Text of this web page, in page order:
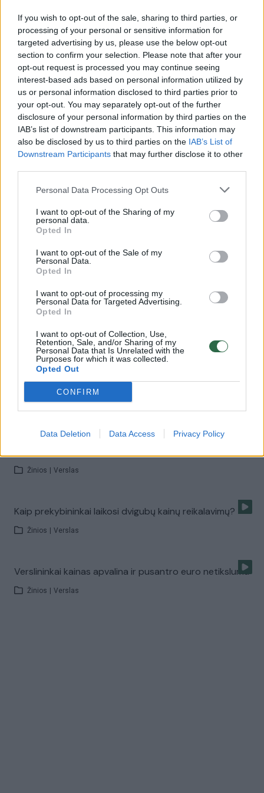
If you wish to opt-out of the sale, sharing to third parties, or
processing of your personal or sensitive information for
targeted advertising by us, please use the below opt-out
section to confirm your selection. Please note that after your
opt-out request is processed you may continue seeing
interest-based ads based on personal information utilized by
us or personal information disclosed to third parties prior to
your opt-out. You may separately opt-out of the further
disclosure of your personal information by third parties on the
IAB’s list of downstream participants. This information may
also be disclosed by us to third parties on the IAB’s List of
Downstream Participants that may further disclose it to other
Personal Data Processing Opt Outs
I want to opt-out of the Sharing of my
personal data.
Opted In
I want to opt-out of the Sale of my
Personal Data.
Opted In
I want to opt-out of processing my
Personal Data for Targeted Advertising.
Opted In
I want to opt-out of Collection, Use,
Retention, Sale, and/or Sharing of my
Personal Data that Is Unrelated with the
Purposes for which it was collected.
Opted Out
CONFIRM
Data Deletion Data Access Privacy Policy
Tik 12 proc. europiečių žino, kokias teises turi perkant
prekes
Žinios | Verslas
Pirkėjai prie kainų, nurodytų dviem valiutomis, įprato
Žinios Verslas
Žinios | Verslas
Po euro įvedimo - iššūkiai ir vartotojų teisių
Žinios | Lietuvos diena
Praėjusį mėnesį tikrintojus verslininkai maloniai
nustebino
Žinios | Verslas
Įvedus eurą kontrolieriai vis dar randa kainų pažeidimų
Verslas
Už euro įvedimo įstatymo pažeidimą – pirma
Žinios Verslas
Kaip prekybininkai laikosi dvigubų kainų reikalavimų?
Žinios Verslas
Verslininkai kainas apvalina ir pusantro euro netikslumu
Žinios Verslas